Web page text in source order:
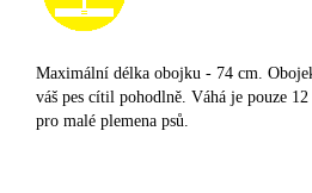
Maximální délka obojku - 74 cm.
váš pes cítil pohodlně. Váhá je pouze
pro malé plemena psů.